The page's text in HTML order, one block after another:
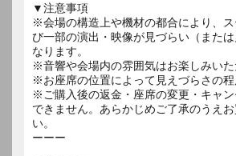
▼注意事項
※会場の構造上や機材の都合により、ス
び一部の演出・映像が見づらい（また
なります。
※音響や会場内の雰囲気はお楽しみいた
※お座席の位置によって見えづらさの程
※ご購入後の返金・座席の変更・キャ
できません。あらかじめご了承のうえ
い。
ーーー